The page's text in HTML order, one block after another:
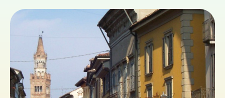
Biglietti
CH
DE
ES
UK
IE
IT